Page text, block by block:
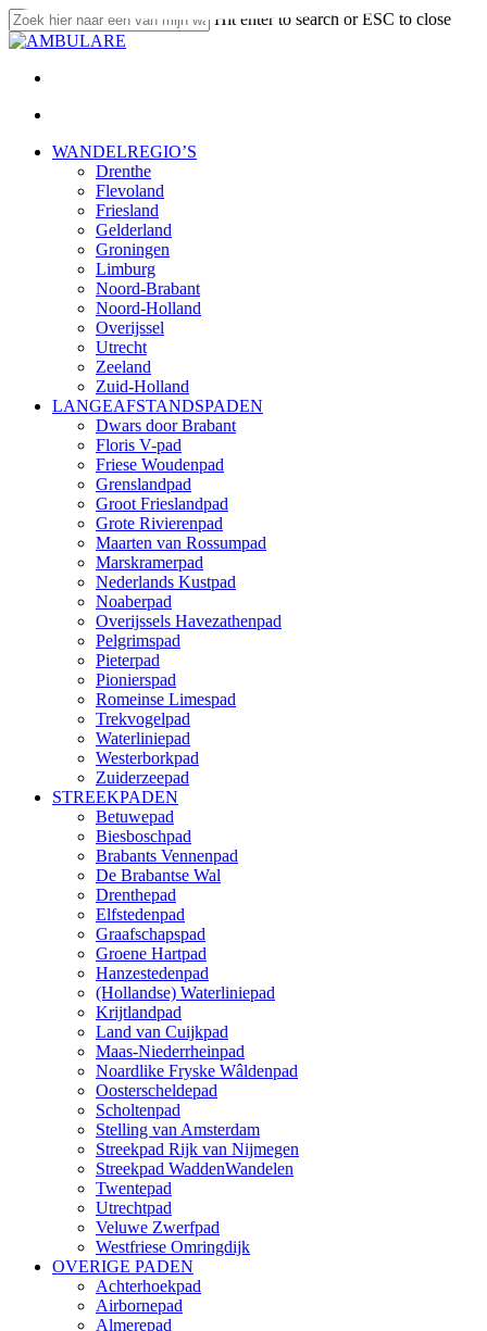
Skip
to
content
Hit enter to search or ESC to close
Close
Menu
search
Menu
WANDELREGIO’S
Drenthe
Flevoland
Friesland
Gelderland
Groningen
Limburg
Noord-Brabant
Noord-Holland
Overijssel
Utrecht
Zeeland
Zuid-Holland
LANGEAFSTANDSPADEN
Dwars door Brabant
Floris V-pad
Friese Woudenpad
Grenslandpad
Groot Frieslandpad
Grote Rivierenpad
Maarten van Rossumpad
Marskramerpad
Nederlands Kustpad
Noaberpad
Overijssels Havezathenpad
Pelgrimspad
Pieterpad
Pionierspad
Romeinse Limespad
Trekvogelpad
Waterliniepad
Westerborkpad
Zuiderzeepad
STREEKPADEN
Betuwepad
Biesboschpad
Brabants Vennenpad
De Brabantse Wal
Drenthepad
Elfstedenpad
Graafschapspad
Groene Hartpad
Hanzestedenpad
(Hollandse) Waterliniepad
Krijtlandpad
Land van Cuijkpad
Maas-Niederrheinpad
Noardlike Fryske Wâldenpad
Oosterscheldepad
Scholtenpad
Stelling van Amsterdam
Streekpad Rijk van Nijmegen
Streekpad WaddenWandelen
Twentepad
Utrechtpad
Veluwe Zwerfpad
Westfriese Omringdijk
OVERIGE PADEN
Achterhoekpad
Airbornepad
Almerepad